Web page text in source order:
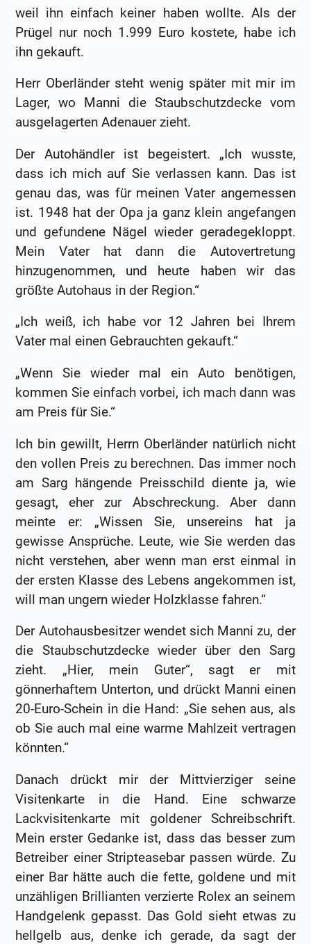
weil ihn einfach keiner haben wollte. Als der
Prügel nur noch 1.999 Euro kostete, habe ich
ihn gekauft.
Herr Oberländer steht wenig später mit mir im
Lager, wo Manni die Staubschutzdecke vom
ausgelagerten Adenauer zieht.
Der Autohändler ist begeistert. „Ich wusste,
dass ich mich auf Sie verlassen kann. Das ist
genau das, was für meinen Vater angemessen
ist. 1948 hat der Opa ja ganz klein angefangen
und gefundene Nägel wieder geradegekloppt.
Mein Vater hat dann die Autovertretung
hinzugenommen, und heute haben wir das
größte Autohaus in der Region.“
„Ich weiß, ich habe vor 12 Jahren bei Ihrem
Vater mal einen Gebrauchten gekauft.“
„Wenn Sie wieder mal ein Auto benötigen,
kommen Sie einfach vorbei, ich mach dann was
am Preis für Sie.“
Ich bin gewillt, Herrn Oberländer natürlich nicht
den vollen Preis zu berechnen. Das immer noch
am Sarg hängende Preisschild diente ja, wie
gesagt, eher zur Abschreckung. Aber dann
meinte er: „Wissen Sie, unsereins hat ja
gewisse Ansprüche. Leute, wie Sie werden das
nicht verstehen, aber wenn man erst einmal in
der ersten Klasse des Lebens angekommen ist,
will man ungern wieder Holzklasse fahren.“
Der Autohausbesitzer wendet sich Manni zu, der
die Staubschutzdecke wieder über den Sarg
zieht. „Hier, mein Guter“, sagt er mit
gönnerhaftem Unterton, und drückt Manni einen
20-Euro-Schein in die Hand: „Sie sehen aus, als
ob Sie auch mal eine warme Mahlzeit vertragen
könnten.“
Danach drückt mir der Mittvierziger seine
Visitenkarte in die Hand. Eine schwarze
Lackvisitenkarte mit goldener Schreibschrift.
Mein erster Gedanke ist, dass das besser zum
Betreiber einer Stripteasebar passen würde. Zu
einer Bar hätte auch die fette, goldene und mit
unzähligen Brillianten verzierte Rolex an seinem
Handgelenk gepasst. Das Gold sieht etwas zu
hellgelb aus, denke ich gerade, da sagt der